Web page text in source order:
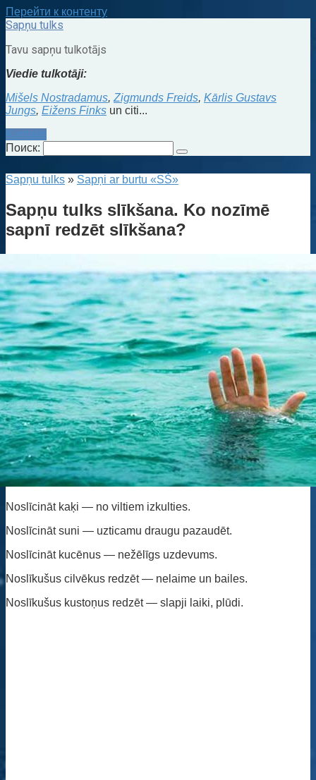
Перейти к контенту
Sapņu tulks
Tavu sapņu tulkotājs
Viedie tulkotāji:
Mišels Nostradamus, Zigmunds Freids, Kārlis Gustavs
Jungs, Eižens Finks un citi...
Kontakti
Поиск:
Sapņu tulks » Sapņi ar burtu «SŠ»
Sapņu tulks slīkšana. Ko nozīmē
sapnī redzēt slīkšana?
Noslīcināt kaķi — no viltiem izkulties.
Noslīcināt suni — uzticamu draugu pazaudēt.
Noslīcināt kucēnus — nežēlīgs uzdevums.
Noslīkušus cilvēkus redzēt — nelaime un bailes.
Noslīkušus kustoņus redzēt — slapji laiki, plūdi.